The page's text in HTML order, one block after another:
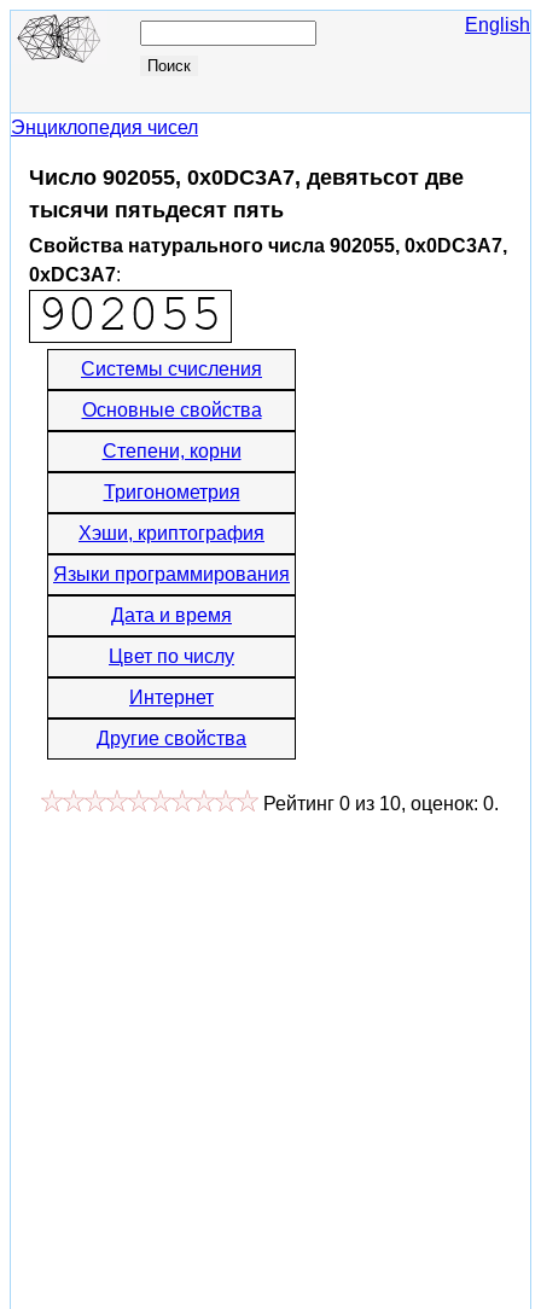
English
Энциклопедия чисел
Число 902055, 0x0DC3A7, девятьсот две
тысячи пятьдесят пять
Свойства натурального числа 902055, 0x0DC3A7,
0xDC3A7:
Системы счисления
Основные свойства
Степени, корни
Тригонометрия
Хэши, криптография
Языки программирования
Дата и время
Цвет по числу
Интернет
Другие свойства
Рейтинг 0 из 10, оценок: 0.